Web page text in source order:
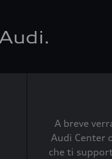
A breve
Audi Center
che ti